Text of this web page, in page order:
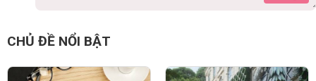
CHỦ ĐỀ NỔI BẬT